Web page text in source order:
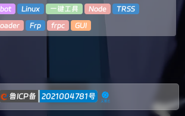
Linux 一键工具 Node
TRSS
Frp frpc GUI
鲁ICP备 2021004781号